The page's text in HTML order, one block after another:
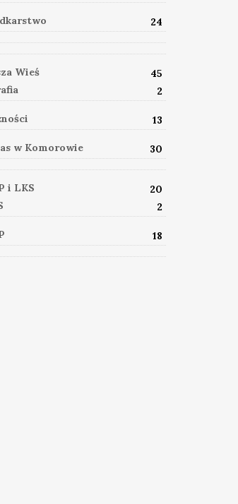
24
Wieś
45
2
13
w Komorowie 30
i LKS
20
2
18